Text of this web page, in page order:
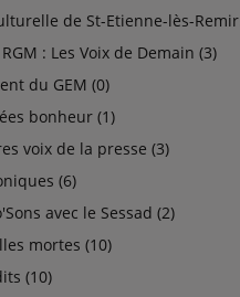
de St-Etienne-lès-Remiremont (1)
: Les Voix de Demain (3)
du GEM (0)
bonheur (1)
voix de la presse (3)
(6)
avec le Sessad (2)
mortes (10)
(10)